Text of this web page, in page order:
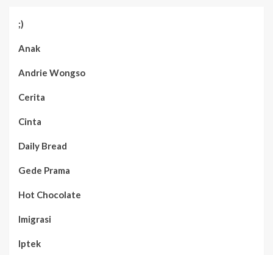
;)
Anak
Andrie Wongso
Cerita
Cinta
Daily Bread
Gede Prama
Hot Chocolate
Imigrasi
Iptek